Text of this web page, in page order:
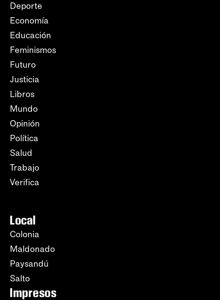
Deporte
Economía
Educación
Feminismos
Futuro
Justicia
Libros
Mundo
Opinión
Política
Salud
Trabajo
Verifica
Local
Colonia
Maldonado
Paysandú
Salto
Impresos